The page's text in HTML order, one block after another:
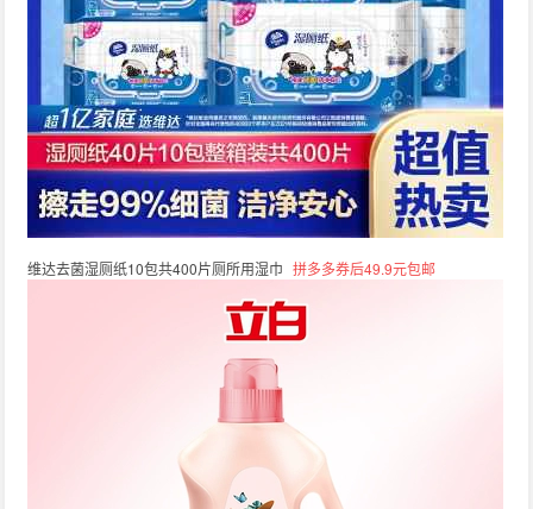
维达去菌湿厕纸10包共400片厕所用湿巾 拼多多券后49.9元包邮